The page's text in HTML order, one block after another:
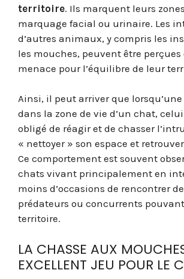
territoire. Ils marquent leurs
marquage facial ou urinaire. Les
d’autres animaux, y compris les
les mouches, peuvent être
menace pour l’équilibre de leur
Ainsi, il peut arriver que
dans la zone de vie d’un chat,
obligé de réagir et de chasser
« nettoyer » son espace et
Ce comportement est souvent
chats vivant principalement en
moins d’occasions de rencontrer
prédateurs ou concurrents
territoire.
LA CHASSE AUX
EXCELLENT JEU POUR LE